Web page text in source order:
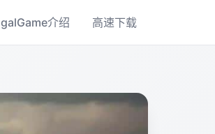
galGame介绍 高速下载